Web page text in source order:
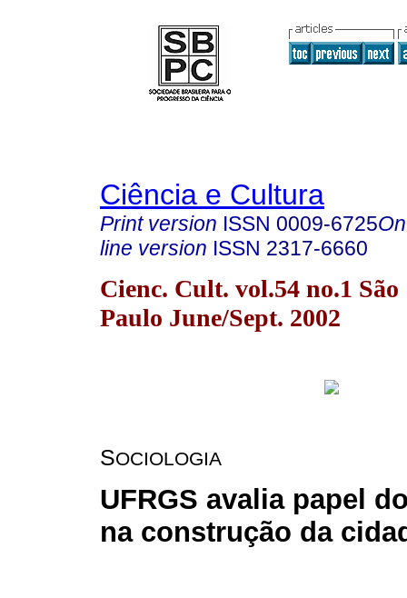
Ciência e Cultura
Print version ISSN 0009-6725
line version ISSN 2317-6660
Cienc. Cult. vol.54 no.1 São
Paulo June/Sept. 2002
SOCIOLOGIA
UFRGS avalia papel
na construção da